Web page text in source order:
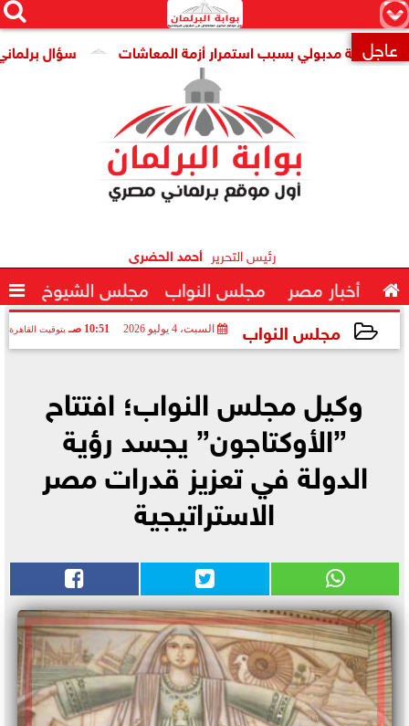
×


 عاجل سؤال برلماني حول بسبب استمرار أزمة المعاشات
رئيس التحرير أحمد الحضرى
 أخبار مصر مجلس النواب مجلس الشيوخ 
مجلس النواب السبت، 4 يوليو 2026 10:51 صـ بتوقيت القاهرة
وكيل مجلس النواب؛ افتتاح
”الأوكتاجون” يجسد رؤية
الدولة في تعزيز قدرات مصر
الاستراتيجية